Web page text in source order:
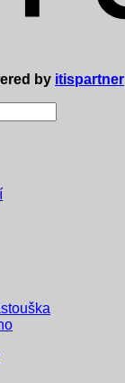
by itispartner